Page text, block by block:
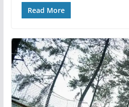
Read More